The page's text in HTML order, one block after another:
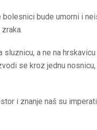
bude umorni i
sluznicu, a ne na
se kroz jednu
i znanje naš su